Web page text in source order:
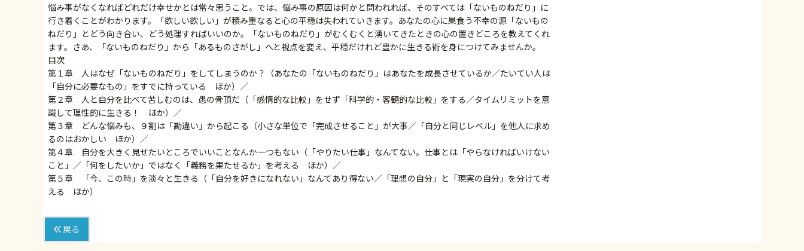
悩み事がなくなればどれだけ幸せかとは常々思うこと。では、悩み事の原因は何かと問われれば、そのすべては「ないものねだり」に
行き着くことがわかります。「欲しい欲しい」が積み重なると心の平穏は失われていきます。あなたの心に巣食う不幸の源「ないもの
ねだり」とどう向き合い、どう処理すればいいのか。「ないものねだり」がむくむくと湧いてきたときの心の置きどころを教えてくれ
ます。さあ、「ないものねだり」から「あるものさがし」へと視点を変え、平穏だけれど豊かに生きる術を身につけてみませんか。
目次
第１章 人はなぜ「ないものねだり」をしてしまうのか？（あなたの「ないものねだり」はあなたを成長させているか／たいてい人は
「自分に必要なもの」をすでに持っている ほか）／
第２章 人と自分を比べて苦しむのは、愚の骨頂だ（「感情的な比較」をせず「科学的・客観的な比較」をする／タイムリミットを意
識して理性的に生きる！ ほか）／
第３章 どんな悩みも、９割は「勘違い」から起こる（小さな単位で「完成させること」が大事／「自分と同じレベル」を他人に求め
るのはおかしい ほか）／
第４章 自分を大きく見せたいところでいいことなんか一つもない（「やりたい仕事」なんてない。仕事とは「やらなければいけない
こと」／「何をしたいか」ではなく「義務を果たせるか」を考える ほか）／
第５章 「今、この時」を淡々と生きる（「自分を好きになれない」なんてあり得ない／「理想の自分」と「現実の自分」を分けて考
える ほか）
戻る